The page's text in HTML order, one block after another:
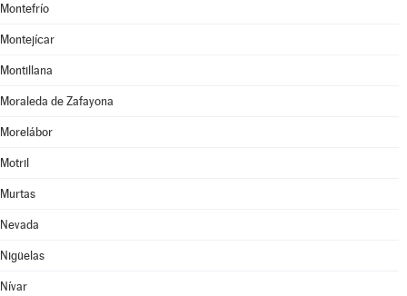
Montefrío
Montejícar
Montillana
Moraleda de Zafayona
Morelábor
Motril
Murtas
Nevada
Nigüelas
Nívar